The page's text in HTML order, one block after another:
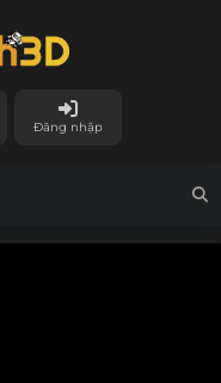
Đăng nhập